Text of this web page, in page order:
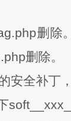
删除
删除。
安全补丁